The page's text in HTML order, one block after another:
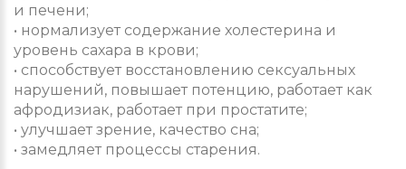
и печени;
• нормализует содержание холестерина и
уровень сахара в крови;
• способствует восстановлению сексуальных
нарушений, повышает потенцию, работает как
афродизиак, работает при простатите;
• улучшает зрение, качество сна;
• замедляет процессы старения.